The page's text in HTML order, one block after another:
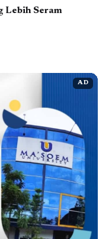
Lebih Seram
AD